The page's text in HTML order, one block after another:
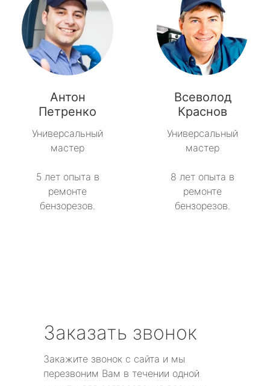
Антон
Петренко
Универсальный
мастер
5 лет опыта в
ремонте
бензорезов.
Всеволод
Краснов
Универсальный
мастер
8 лет опыта в
ремонте
бензорезов.
Заказать звонок
Закажите звонок с сайта и мы
перезвоним Вам в течении одной